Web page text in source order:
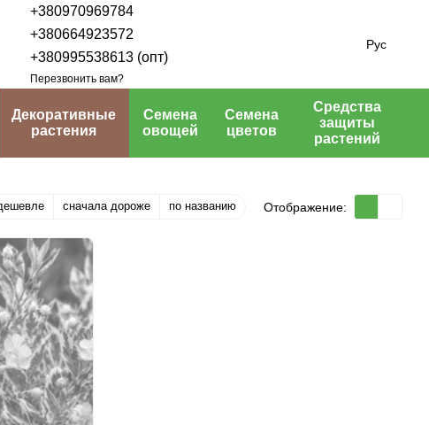
+380970969784
+380664923572
+380995538613 (опт)
Перезвонить вам?
Рус
Декоративные
растения
Семена
овощей
Семена
цветов
Средства
защиты
растений
сначала дороже по названию Отображение: